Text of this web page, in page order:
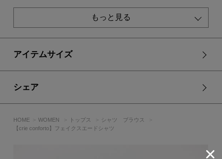
もっと見る
アイテムサイズ
シェア
HOME WOMEN トップス
シャツ ブラウス
【crie conforto】フェイクスエードシャツ